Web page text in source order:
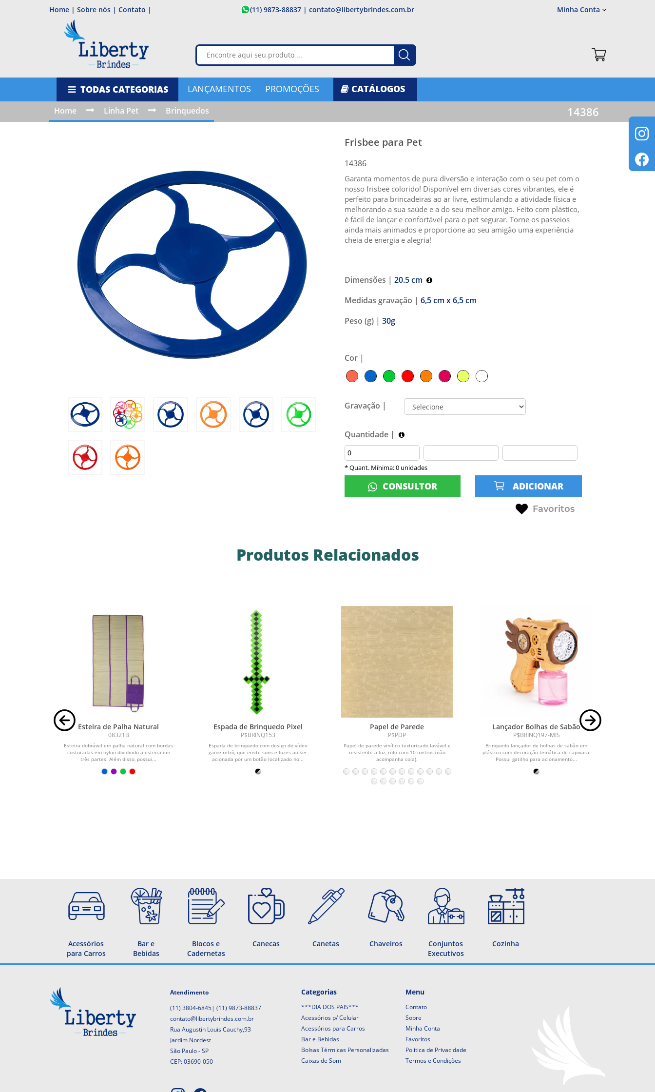
Home | Sobre nós | Contato | (11) 9873-88837 | contato@libertybrindes.com.br Minha Conta
TODAS CATEGORIAS LANÇAMENTOS PROMOÇÕES CATÁLOGOS
Home Linha Pet Brinquedos 14386
Frisbee para Pet
14386
Garanta momentos de pura diversão e interação com o seu pet com o
nosso frisbee colorido! Disponível em diversas cores vibrantes, ele é
perfeito para brincadeiras ao ar livre, estimulando a atividade física e
melhorando a sua saúde e a do seu melhor amigo. Feito com plástico,
é fácil de lançar e confortável para o pet segurar. Torne os passeios
ainda mais animados e proporcione ao seu amigão uma experiência
cheia de energia e alegria!
Dimensões | 20.5 cm
Medidas gravação | 6,5 cm x 6,5 cm
Peso (g) | 30g
Cor |
Gravação |
Quantidade |
* Quant. Mínima: 0 unidades
CONSULTOR ADICIONAR
Favoritos
Produtos Relacionados
Esteira de Palha Natural
08321B
Esteira dobrável em palha natural com bordas
costuradas em nylon dividindo a esteira em
três partes. Além disso, possui...
Espada de Brinquedo Pixel
P$BRINQ153
Espada de brinquedo com design de vídeo
game retrô, que emite sons e luzes ao ser
acionada por um botão localizado no...
Papel de Parede
P$PDP
Papel de parede vinílico texturizado lavável e
resistente a luz, rolo com 10 metros (não
acompanha cola).
Lançador Bolhas de Sabão
P$BRINQ197-MIS
Brinquedo lançador de bolhas de sabão em
plástico com decoração temática de capivara.
Possui gatilho para acionamento...
Acessórios
para Carros
Bar e
Bebidas
Blocos e
Cadernetas
Canecas Canetas Chaveiros
Conjuntos
Executivos
Cozinha
Atendimento
(11) 3804-6845| (11) 9873-88837
contato@libertybrindes.com.br
Rua Augustin Louis Cauchy,93
Jardim Nordest
São Paulo - SP
CEP: 03690-050
Categorias
***DIA DOS PAIS***
Acessórios p/ Celular
Acessórios para Carros
Bar e Bebidas
Bolsas Térmicas Personalizadas
Caixas de Som
Menu
Contato
Sobre
Minha Conta
Favoritos
Política de Privacidade
Termos e Condições